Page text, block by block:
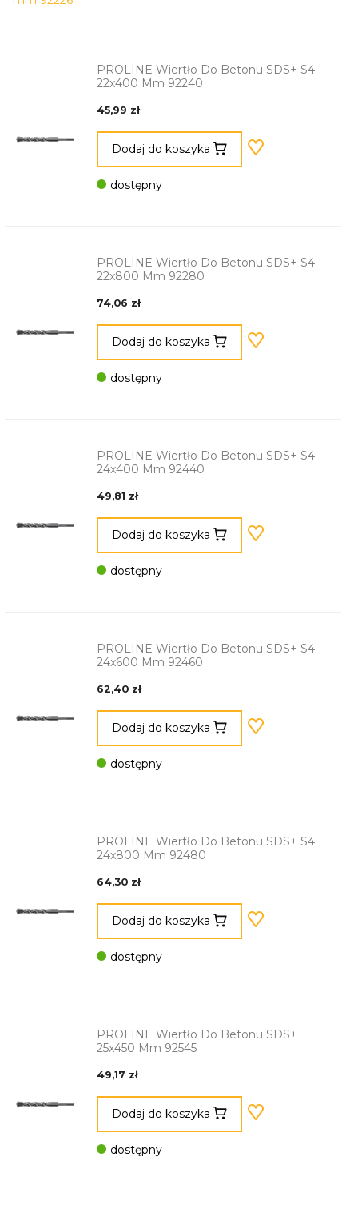
PROLINE Wiertło Do Betonu SDS+ S4
22x400 Mm 92240
45,99 zł
Dodaj do koszyka
dostępny
PROLINE Wiertło Do Betonu SDS+ S4
22x800 Mm 92280
74,06 zł
Dodaj do koszyka
dostępny
PROLINE Wiertło Do Betonu SDS+ S4
24x400 Mm 92440
49,81 zł
Dodaj do koszyka
dostępny
PROLINE Wiertło Do Betonu SDS+ S4
24x600 Mm 92460
62,40 zł
Dodaj do koszyka
dostępny
PROLINE Wiertło Do Betonu SDS+ S4
24x800 Mm 92480
64,30 zł
Dodaj do koszyka
dostępny
PROLINE Wiertło Do Betonu SDS+
25x450 Mm 92545
49,17 zł
Dodaj do koszyka
dostępny